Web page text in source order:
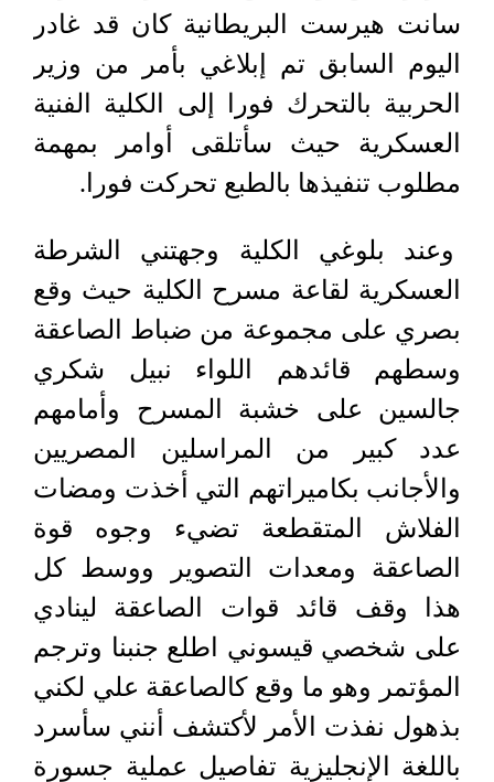
سانت هيرست البريطانية كان قد غادر
اليوم السابق تم إبلاغي بأمر من وزير
الحربية بالتحرك فورا إلى الكلية الفنية
العسكرية حيث سأتلقى أوامر بمهمة
مطلوب تنفيذها بالطبع تحركت فورا.
وعند بلوغي الكلية وجهتني الشرطة
العسكرية لقاعة مسرح الكلية حيث وقع
بصري على مجموعة من ضباط الصاعقة
وسطهم قائدهم اللواء نبيل شكري
جالسين على خشبة المسرح وأمامهم
عدد كبير من المراسلين المصريين
والأجانب بكاميراتهم التي أخذت ومضات
الفلاش المتقطعة تضيء وجوه قوة
الصاعقة ومعدات التصوير ووسط كل
هذا وقف قائد قوات الصاعقة لينادي
على شخصي قيسوني اطلع جنبنا وترجم
المؤتمر وهو ما وقع كالصاعقة علي لكني
بذهول نفذت الأمر لأكتشف أنني سأسرد
باللغة الإنجليزية تفاصيل عملية جسورة